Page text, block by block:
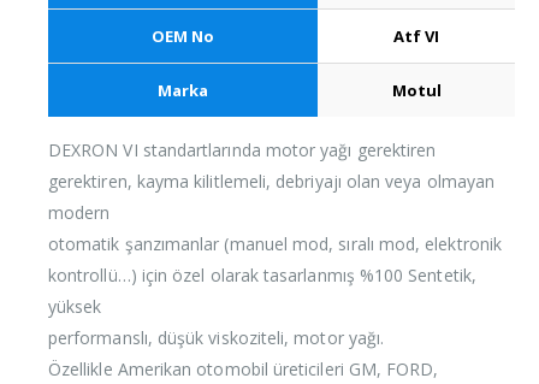
OEM No Atf VI
Marka Motul
DEXRON VI standartlarında motor yağı gerektiren
gerektiren, kayma kilitlemeli, debriyajı olan veya olmayan
modern
otomatik şanzımanlar (manuel mod, sıralı mod, elektronik
kontrollü…) için özel olarak tasarlanmış %100 Sentetik,
yüksek
performanslı, düşük viskoziteli, motor yağı.
Özellikle Amerikan otomobil üreticileri GM, FORD,